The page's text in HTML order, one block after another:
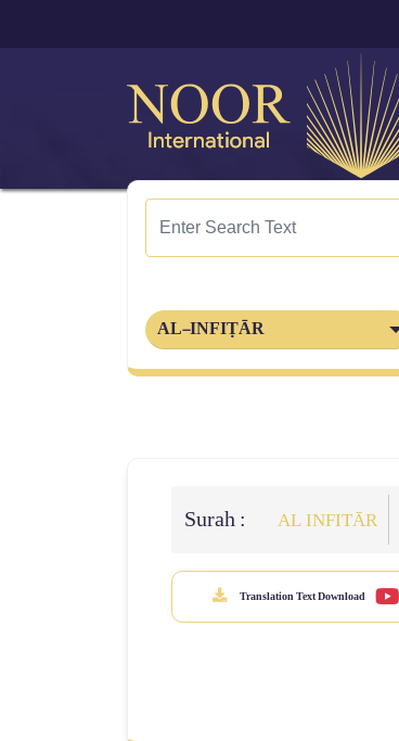
AL‑INFIṬĀR
Surah : AL INFITĀR
Translation Text Download